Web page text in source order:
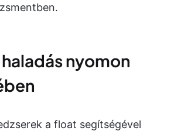
haladás nyomon
a float segítségével